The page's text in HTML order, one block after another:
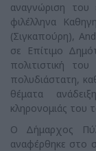
αναγνώριση του
φιλέλληνα
(Σιγκαπούρη),
σε Επίτιμο
πολιτιστική
πολυδιάστατη,
θέματα
κληρονομιάς του
Ο Δήμαρχος
αναφέρθηκε στο